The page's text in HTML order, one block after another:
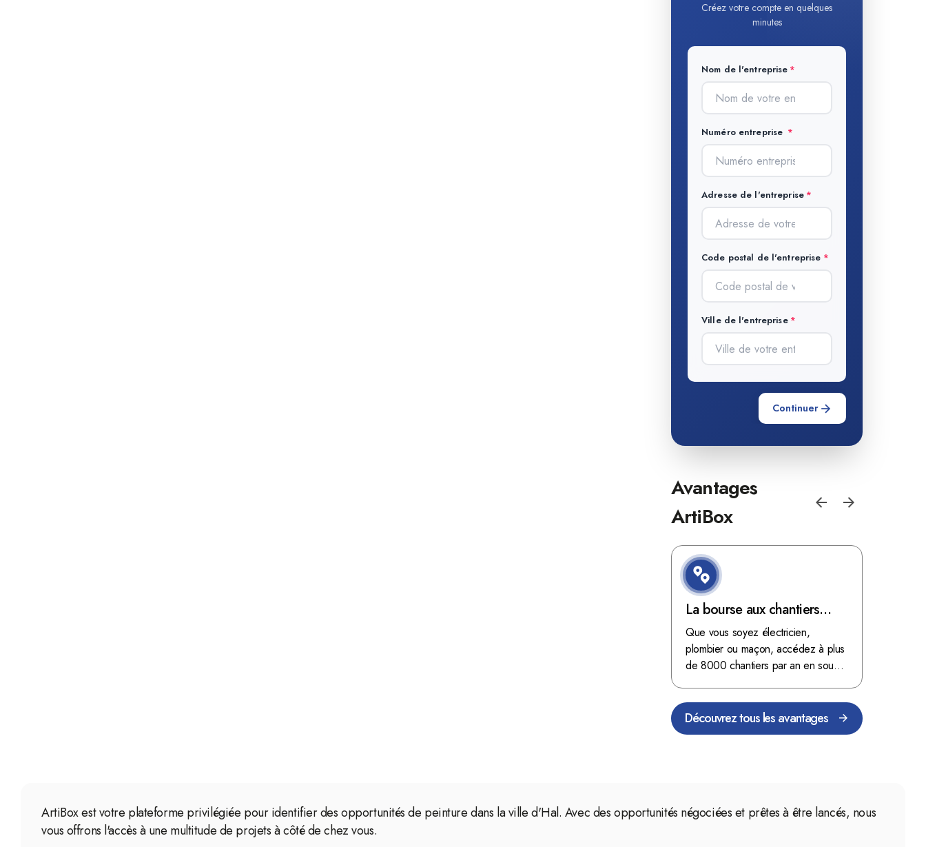
Créez votre compte en quelques
minutes
Nom de l'entreprise
Numéro entreprise
Adresse de l'entreprise
Code postal de l'entreprise
Ville de l'entreprise
Continuer
Avantages
ArtiBox
La bourse aux chantiers
d'ArtiBox Belgique, véritable
mine d'or !
Que vous soyez électricien,
plombier ou maçon, accédez à plus
de 8000 chantiers par an en sous-
Découvrez tous les avantages
ArtiBox est votre plateforme privilégiée pour identifier des opportunités de peinture dans la ville d'Hal. Avec des opportunités négociées et prêtes à être lancés, nous
vous offrons l'accès à une multitude de projets à côté de chez vous.